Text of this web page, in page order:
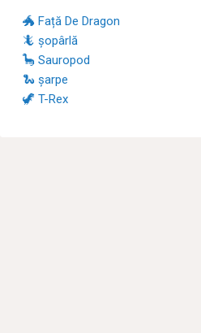
🐲 Față De Dragon
🦎 șopârlă
🦕 Sauropod
🐍 șarpe
🦖 T-Rex